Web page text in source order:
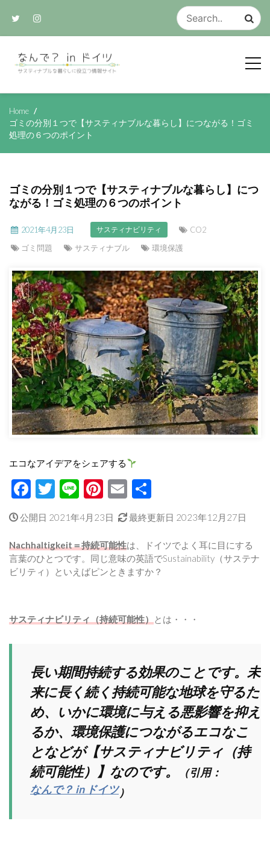
なんで？ in ド
イツ
サスティナブルな生活のアイデア集
Home
ゴミの分別１つで【サスティナブルな暮らし】につながる！ゴミ
処理の６つのポイント
ゴミの分別１つで【サスティナブルな暮らし】につ
ながる！ゴミ処理の６つのポイント
2021年4月23日 サスティナビリティ
CO2
ゴミ問題
サスティナブル 環境保護
エコなアイデアをシェアする
Facebook
Twitter
LinePinterest
Email
有
公開日 2021年4月23日 最終更新日 2023年12月27日
Nachhaltigkeit＝持続可能性は、ドイツでよく耳に目にする
言葉のひとつです。同じ意味の英語でSustainability（サステナ
ビリティ）といえばピンときますか？
サスティナビリティ（持続可能性） とは・・・
長い期間持続する効果のことです。未
来に長く続く持続可能な地球を守るた
め、いかに環境に与える悪影響を抑え
るか、環境保護につながるエコなこ
となどが【サスティナビリティ（持
続可能性）】なのです。
（引用：
なんで？ in ドイツ）